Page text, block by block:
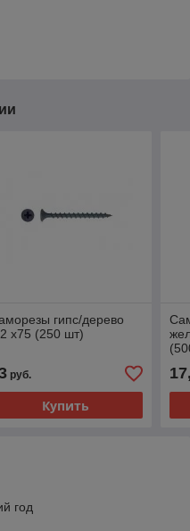
гипс/дерево
х75 (250 шт)
руб.
Купить
год